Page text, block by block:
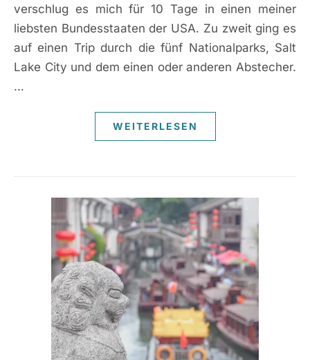
verschlug es mich für 10 Tage in einen meiner
liebsten Bundesstaaten der USA. Zu zweit ging es
auf einen Trip durch die fünf Nationalparks, Salt
Lake City und dem einen oder anderen Abstecher.
…
WEITERLESEN